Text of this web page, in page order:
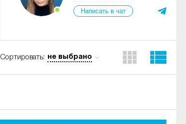
Написать в чат
Сортировать: не выбрано